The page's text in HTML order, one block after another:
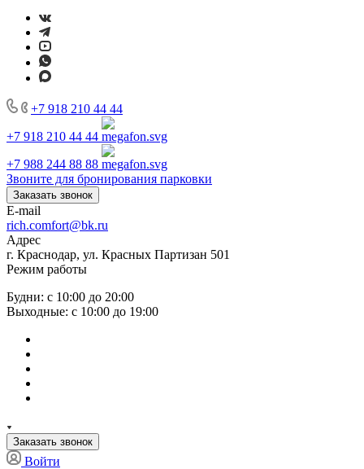
+7 918 210 44 44
+7 918 210 44 44
+7 988 244 88 88
Звоните для бронирования парковки
Заказать звонок
E-mail
rich.comfort@bk.ru
Адрес
г. Краснодар, ул. Красных Партизан 501
Режим работы
Будни: с 10:00 до 20:00
Выходные: с 10:00 до 19:00
Заказать звонок
Войти